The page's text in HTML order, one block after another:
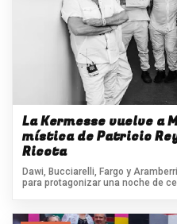
La Kermesse vuelve a
mística de Patricio
Ricota
Dawi, Bucciarelli, Fargo y
para protagonizar una noche de